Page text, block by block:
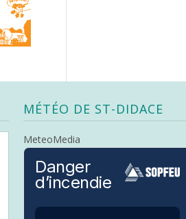
MÉTÉO DE ST-DIDACE
MeteoMedia
Danger
d’incendie